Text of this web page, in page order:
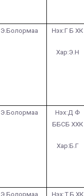
Э.Болормаа Нэх:Г Б ХК
Хар:Э.Н
Э.Болормаа
Нэх:Д Ф
ББСБ ХХК
Хар:Б.Г
Э.Болормаа Нэх:Т Б ХК